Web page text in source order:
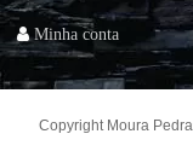
Minha conta
Copyright Moura